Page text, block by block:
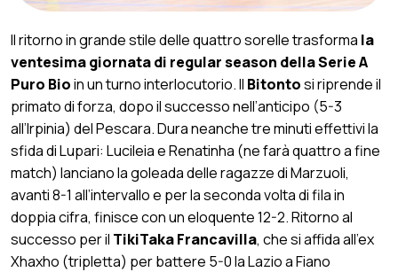
Il ritorno in grande stile delle quattro sorelle trasforma la
ventesima giornata di regular season della Serie A
Puro Bioin un turno interlocutorio. Il Bitontosi riprende il
primato di forza, dopo il successo nell’anticipo (5-3
all’Irpinia) del Pescara. Dura neanche tre minuti effettivi la
sfida di Lupari: Lucileia e Renatinha (ne farà quattro a fine
match) lanciano la goleada delle ragazze di Marzuoli,
avanti 8-1 all’intervallo e per la seconda volta di fila in
doppia cifra, finisce con un eloquente 12-2. Ritorno al
successo per il TikiTaka Francavilla, che si affida all’ex
Xhaxho (tripletta) per battere 5-0 la Lazio a Fiano